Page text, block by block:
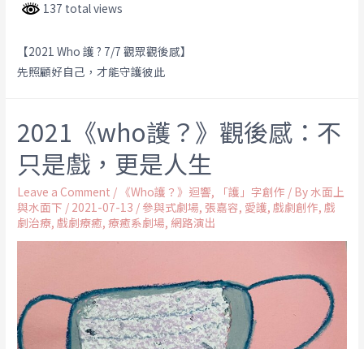
137 total views
【2021 Who 護 ? 7/7 觀眾觀後感】
先照顧好自己，才能守護彼此
2021《who護？》觀後感：不
只是戲，更是人生
Leave a Comment / 《Who護？》迴響, 「護」字創作 / By 水面上
與水面下 / 2021-07-13 / 參與式劇場, 張嘉容, 愛護,戲劇創作,戲
劇治療,戲劇療癒,療癒系劇場, 網路演出